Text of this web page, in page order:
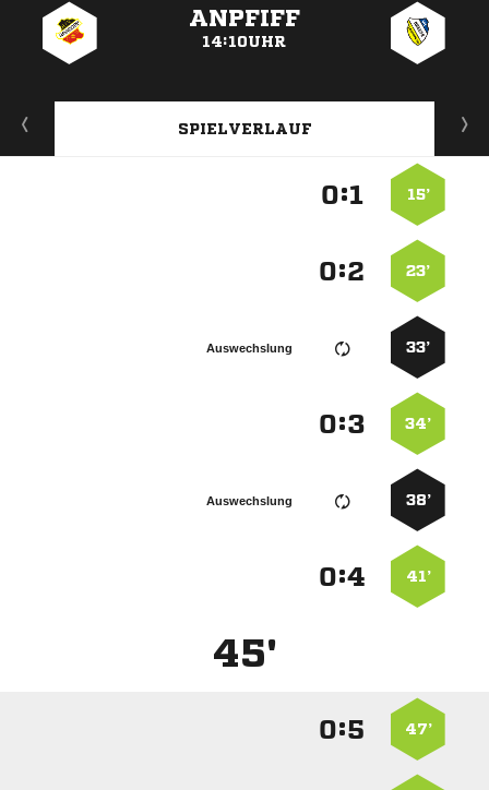
ANPFIFF
14:10UHR
SPIELVERLAUF
15’
:
23’
:
33’
Auswechslung
34’
:
38’
Auswechslung
41’
:
45'
47’
: